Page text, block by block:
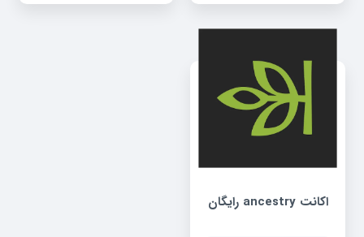
اکانت ancestry رایگان